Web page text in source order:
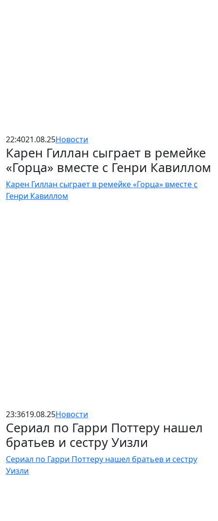
22:4021.08.25Новости
Карен Гиллан сыграет в ремейке
«Горца» вместе с Генри Кавиллом
Карен Гиллан сыграет в ремейке «Горца» вместе с
Генри Кавиллом
23:3619.08.25Новости
Сериал по Гарри Поттеру нашел
братьев и сестру Уизли
Сериал по Гарри Поттеру нашел братьев и сестру
Уизли